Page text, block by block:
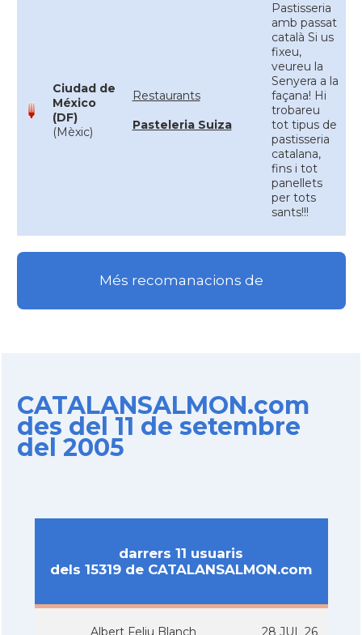
Ciudad de
México
(DF)
(Mèxic)
Restaurants
Pasteleria Suiza
Pastisseria
amb passat
català Si us
fixeu,
veureu la
Senyera a la
façana! Hi
trobareu
tot tipus de
pastisseria
catalana,
fins i tot
panellets
per tots
sants!!!
Més recomanacions de
CATALANSALMON.com
des del 11 de setembre
del 2005
darrers 11 usuaris
dels 15319 de CATALANSALMON.com
Albert Feliu Blanch 28 JUL 26